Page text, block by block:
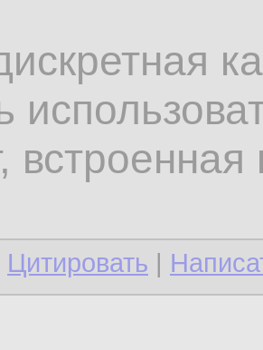
встроенная
Цитировать |